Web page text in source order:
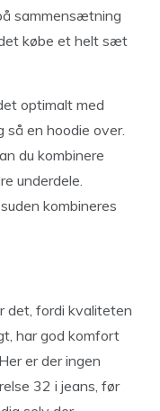
sammensætning
købe et helt sæt
optimalt med
så en hoodie over.
du kombinere
underdele.
kombineres
det, fordi kvaliteten
har god komfort
er der ingen
32 i jeans, før